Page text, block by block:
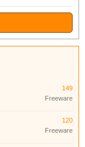
149
Freeware
120
Freeware